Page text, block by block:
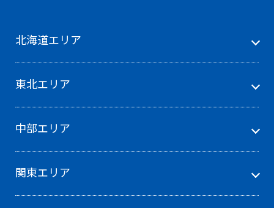
北海道エリア
東北エリア
中部エリア
関東エリア